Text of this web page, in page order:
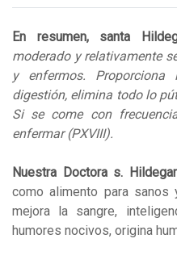
En resumen, santa
moderado y relativamente
y enfermos.
digestión, elimina todo lo
Si se come con
enfermar (PXVIII).
Nuestra Doctora s.
como alimento para sanos
mejora la sangre,
humores nocivos, origina